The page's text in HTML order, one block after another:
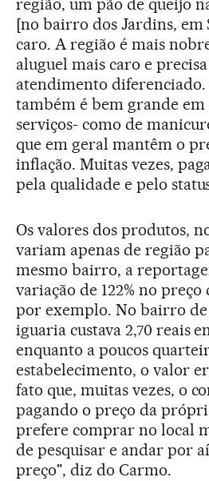
região, um pão de queijo
[no bairro dos Jardins, em
caro. A região é mais
aluguel mais caro e
atendimento diferenciado.
também é bem grande em
serviços- como de
que em geral mantêm o
inflação. Muitas vezes,
pela qualidade e pelo
Os valores dos produtos,
variam apenas de região
mesmo bairro, a
variação de 122% no
por exemplo. No bairro
iguaria custava 2,70 reais
enquanto a poucos
estabelecimento, o valor
fato que, muitas vezes, o
pagando o preço da
prefere comprar no local
de pesquisar e andar por
preço", diz do Carmo.